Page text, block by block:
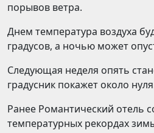
порывов ветра.
Днем температура воздуха
градусов, а ночью может
Следующая неделя опять
градусник покажет около
Ранее Романтический отель
температурных рекордах